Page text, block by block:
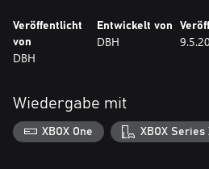
Veröffentlicht
von
DBH
Entwickelt von
DBH
Wiedergabe mit
XBOX One XBOX Series